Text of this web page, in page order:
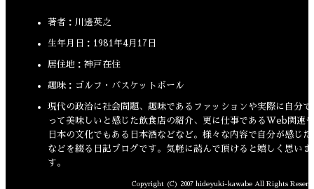
著者：川邊英之
生年月日：1981年4月17日
居住地：神戸在住
趣味：ゴルフ・バスケットボール
現代の政治に社会問題、趣味であるファッションや実際に自分で
って美味しいと感じた飲食店の紹介、更に仕事であるWeb関連や
日本の文化でもある日本酒などなど。様々な内容で自分が感じた
などを綴る日記ブログです。気軽に読んで頂けると嬉しく思いま
す。
Copyright (C) 2007 hideyuki-kawabe All Rights